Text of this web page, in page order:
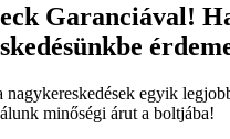
Garanciával!
nagykereskedések egyik
minőségi árut a boltjába!